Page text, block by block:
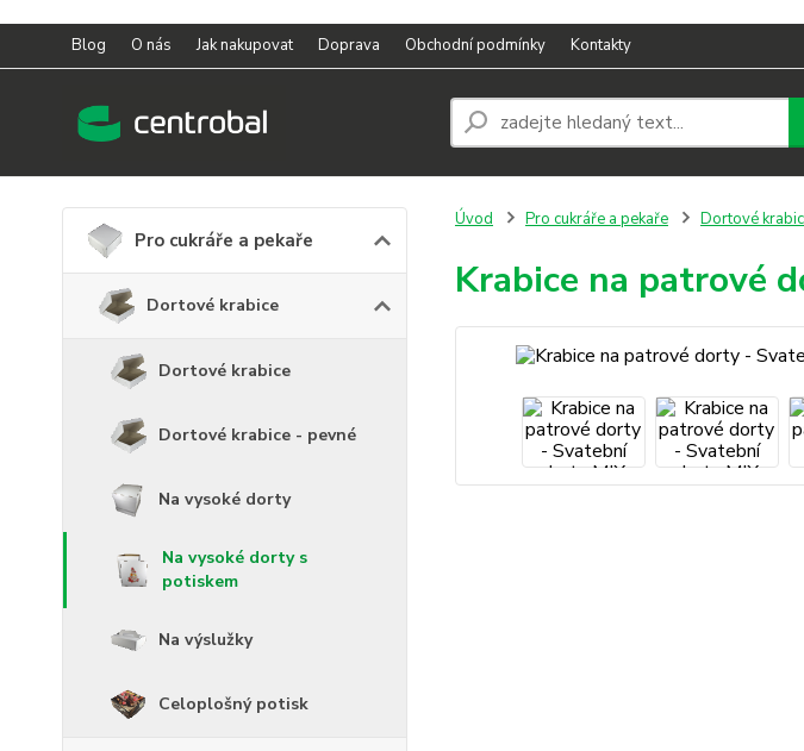
Blog O nás Jak nakupovat Doprava Obchodní podmínky Kontakty
Pro cukráře a pekaře
Dortové krabice
Dortové krabice
Dortové krabice - pevné
Na vysoké dorty
Na vysoké dorty s
potiskem
Na výslužky
Celoplošný potisk
Úvod Pro cukráře a pekaře Dortové
Krabice na patrové